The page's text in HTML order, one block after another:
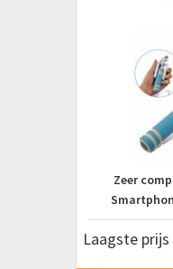
Zeer
Samsung/
Laagste prijs